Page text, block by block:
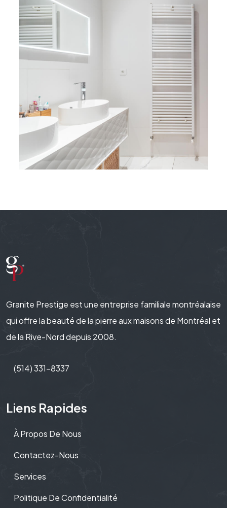
Granite Prestige est une entreprise familiale montréalaise
qui offre la beauté de la pierre aux maisons de Montréal et
de la Rive-Nord depuis 2008.
(514) 331-8337
Liens Rapides
À Propos De Nous
Contactez-Nous
Services
Politique De Confidentialité